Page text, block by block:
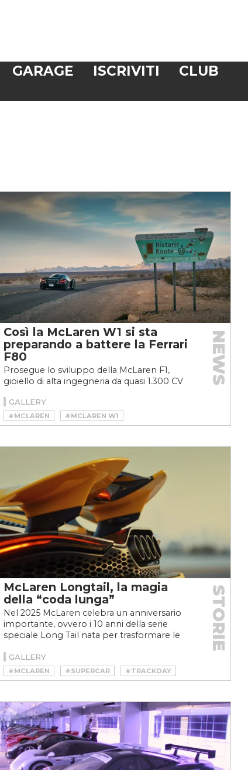
GARAGE ISCRIVITI
CLUB
Così la McLaren W1 si sta
preparando a battere la Ferrari
F80
Prosegue lo sviluppo della McLaren F1,
gioiello di alta ingegneria da quasi 1.300 CV
1 (e di essere...
NEWS
GALLERY
#MCLAREN #MCLAREN W1
McLaren Longtail, la magia
della “coda lunga”
Nel 2025 McLaren celebra un anniversario
importante, ovvero i 10 anni della serie
speciale Long Tail nata per trasformare le
STORIE
GALLERY
#MCLAREN #SUPERCAR #TRACKDAY